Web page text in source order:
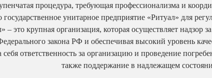
процедура, требующая профессионализма и
государственное унитарное предприятие «Ритуал» для
– это крупная организация, которая осуществляет
закона РФ и обеспечивая высокий уровень
себя ответственность за организацию и проведение
также поддержание в надлежащем